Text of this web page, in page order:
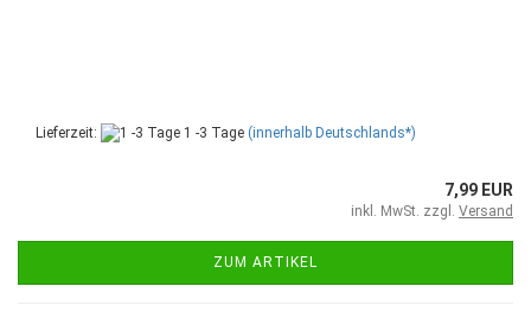
Lieferzeit: 1 -3 Tage (innerhalb Deutschlands*)
7,99 EUR
inkl. MwSt. zzgl. Versand
ZUM ARTIKEL